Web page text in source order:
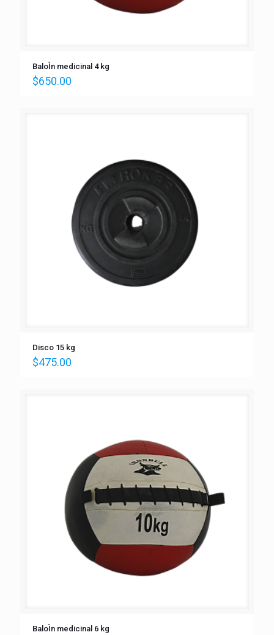
BaloÌn medicinal 4 kg
$650.00
Disco 15 kg
$475.00
BaloÌn medicinal 6 kg